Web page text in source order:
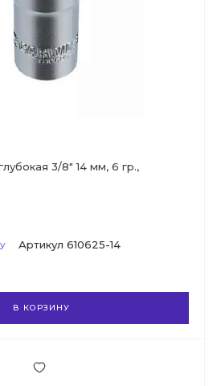
3/8" 14 мм, 6 гр.,
Артикул 610625-14
В КОРЗИНУ